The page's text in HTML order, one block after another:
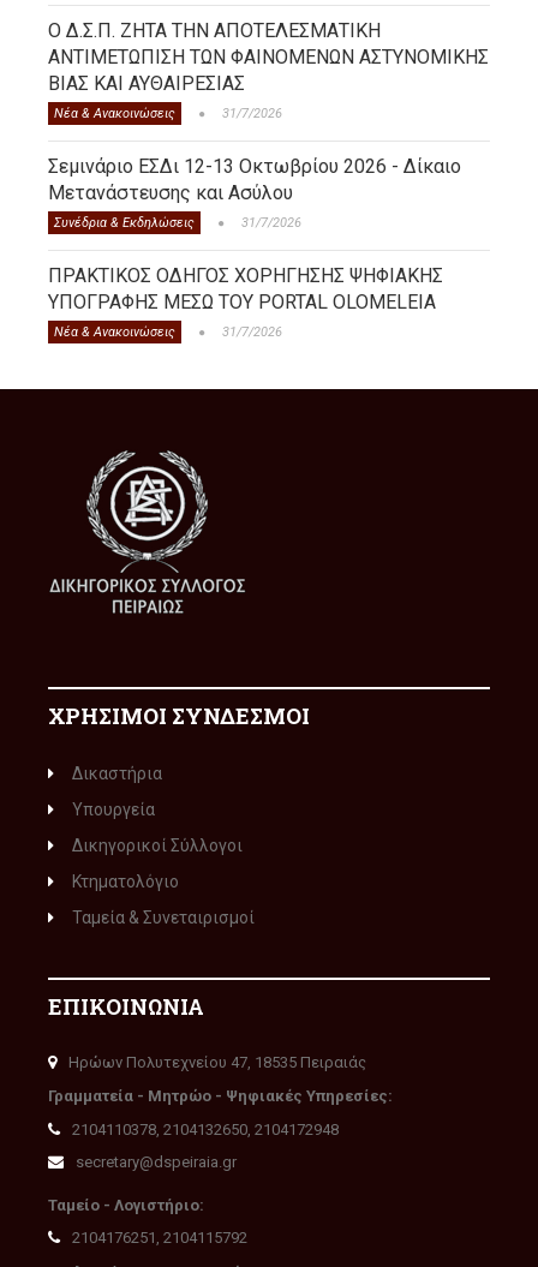
Ο Δ.Σ.Π. ΖΗΤΑ ΤΗΝ ΑΠΟΤΕΛΕΣΜΑΤΙΚΗ
ΑΝΤΙΜΕΤΩΠΙΣΗ ΤΩΝ ΦΑΙΝΟΜΕΝΩΝ ΑΣΤΥΝΟΜΙΚΗΣ
ΒΙΑΣ ΚΑΙ ΑΥΘΑΙΡΕΣΙΑΣ
Νέα & Ανακοινώσεις 31/7/2026
Σεμινάριο ΕΣΔι 12-13 Οκτωβρίου 2026 - Δίκαιο
Μετανάστευσης και Ασύλου
Συνέδρια & Εκδηλώσεις 31/7/2026
ΠΡΑΚΤΙΚΟΣ ΟΔΗΓΟΣ ΧΟΡΗΓΗΣΗΣ ΨΗΦΙΑΚΗΣ
ΥΠΟΓΡΑΦΗΣ ΜΕΣΩ ΤΟΥ PORTAL OLOMELEIA
Νέα & Ανακοινώσεις 31/7/2026
ΧΡΗΣΙΜΟΙ ΣΥΝΔΕΣΜΟΙ
Δικαστήρια
Υπουργεία
Δικηγορικοί Σύλλογοι
Κτηματολόγιο
Ταμεία & Συνεταιρισμοί
ΕΠΙΚΟΙΝΩΝΙΑ
Ηρώων Πολυτεχνείου 47, 18535 Πειραιάς
Γραμματεία - Μητρώο - Ψηφιακές Υπηρεσίες:
2104110378, 2104132650, 2104172948
secretary@dspeiraia.gr
Ταμείο - Λογιστήριο:
2104176251, 2104115792